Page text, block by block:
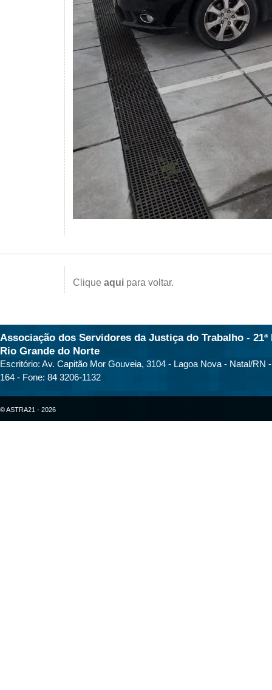
Clique aqui para voltar.
Associação dos Servidores da Justiça do Trabalho - 21ª
Rio Grande do Norte
Escritório: Av. Capitão Mor Gouveia, 3104 - Lagoa Nova - Natal/RN
164 - Fone: 84 3206-1132
© ASTRA21 - 2026